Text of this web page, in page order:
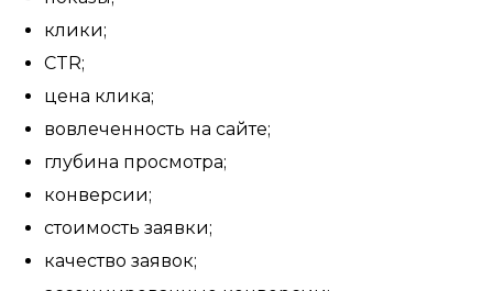
клики;
CTR;
цена клика;
вовлеченность на сайте;
глубина просмотра;
конверсии;
стоимость заявки;
качество заявок;